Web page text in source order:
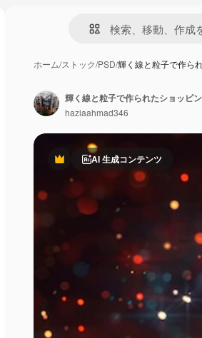
ホーム/ストック/PSD/輝く線と粒子で作ら
PremiumAI 生成コンテンツ
輝く線と粒子で作られたショッピ
haziaahmad346